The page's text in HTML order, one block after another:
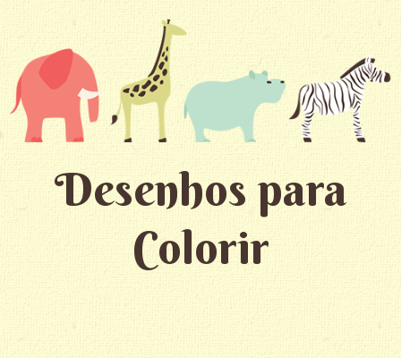
Desenhos para
Colorir